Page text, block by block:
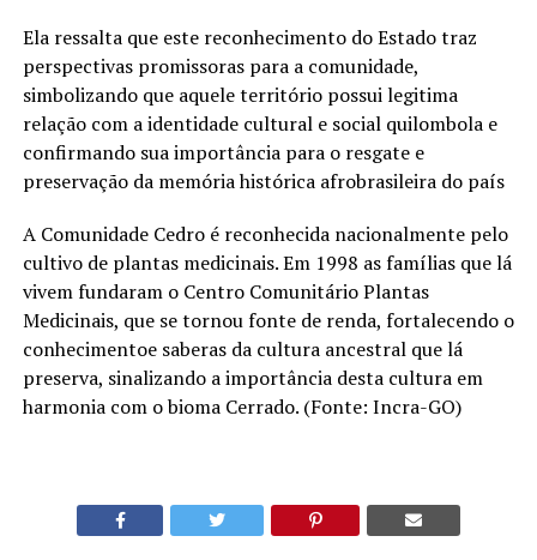
Ela ressalta que este reconhecimento do Estado traz
perspectivas promissoras para a comunidade,
simbolizando que aquele território possui legitima
relação com a identidade cultural e social quilombola e
confirmando sua importância para o resgate e
preservação da memória histórica afrobrasileira do país
A Comunidade Cedro é reconhecida nacionalmente pelo
cultivo de plantas medicinais. Em 1998 as famílias que lá
vivem fundaram o Centro Comunitário Plantas
Medicinais, que se tornou fonte de renda, fortalecendo o
conhecimentoe saberas da cultura ancestral que lá
preserva, sinalizando a importância desta cultura em
harmonia com o bioma Cerrado. (Fonte: Incra-GO)